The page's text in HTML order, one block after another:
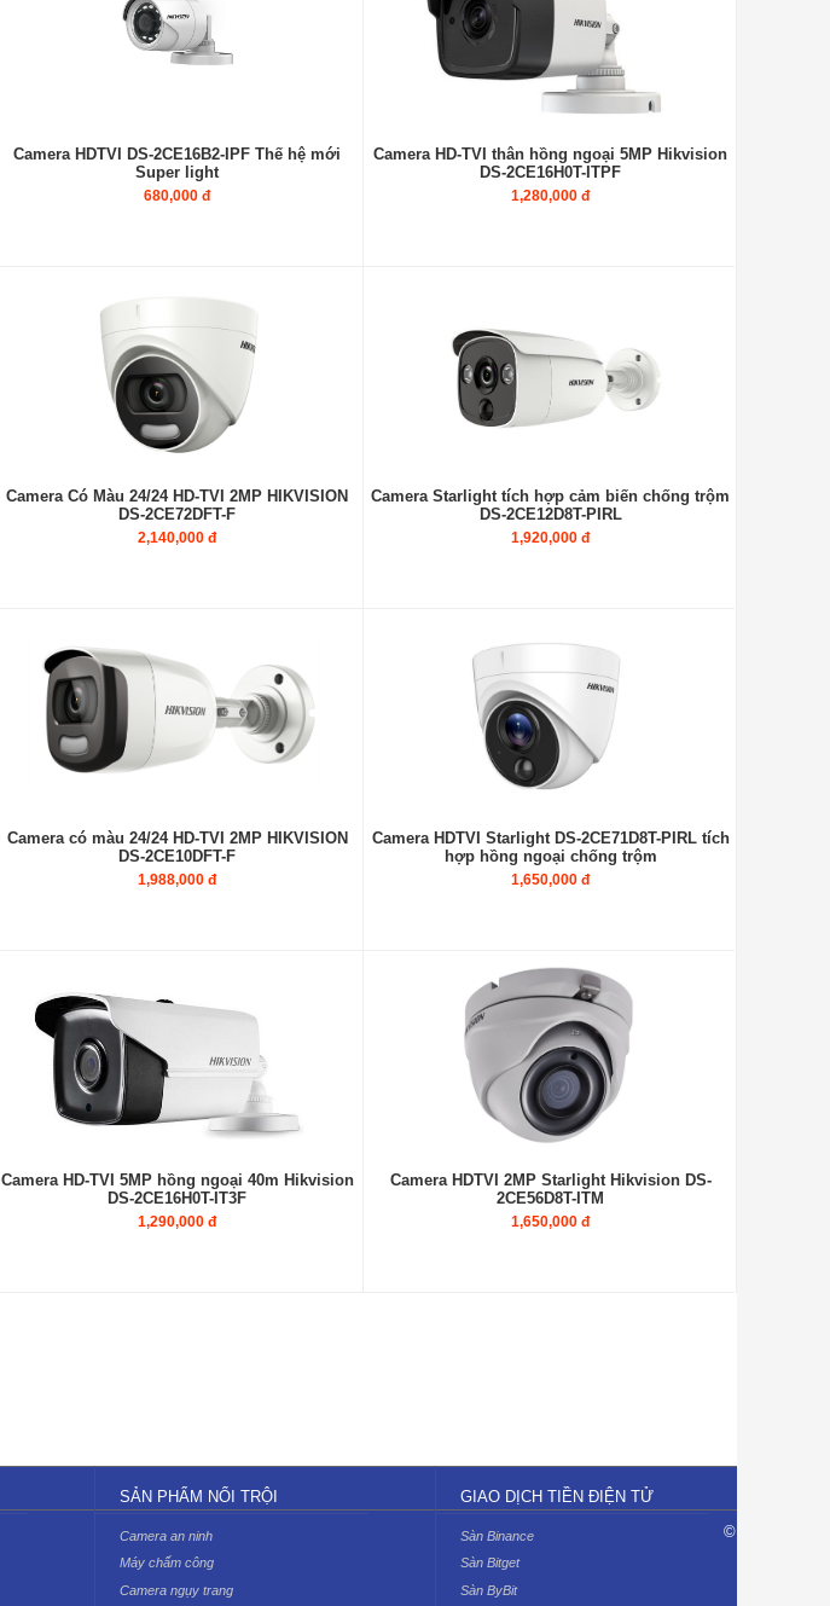
Camera HDTVI DS-2CE16B2-IPF Thế hệ mới
Super light
680,000 đ
Camera HD-TVI thân hồng ngoại 5MP Hikvision
DS-2CE16H0T-ITPF
1,280,000 đ
Camera Có Màu 24/24 HD-TVI 2MP HIKVISION
DS-2CE72DFT-F
2,140,000 đ
Camera Starlight tích hợp cảm biến chống trộm
DS-2CE12D8T-PIRL
1,920,000 đ
Camera có màu 24/24 HD-TVI 2MP HIKVISION
DS-2CE10DFT-F
1,988,000 đ
Camera HDTVI Starlight DS-2CE71D8T-PIRL tích
hợp hồng ngoại chống trộm
1,650,000 đ
Camera HD-TVI 5MP hồng ngoại 40m Hikvision
DS-2CE16H0T-IT3F
1,290,000 đ
Camera HDTVI 2MP Starlight Hikvision DS-
2CE56D8T-ITM
1,650,000 đ
SẢN PHẨM NỔI TRỘI
Camera an ninh
Máy chấm công
Camera ngụy trang
GIAO DỊCH TIỀN ĐIỆN TỬ
Sàn Binance
Sàn Bitget
Sàn ByBit
©